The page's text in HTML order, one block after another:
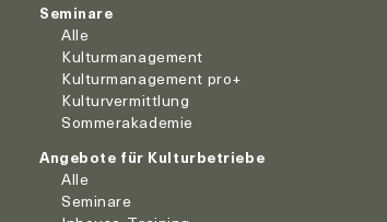
Seminare
Alle
Kulturmanagement
Kulturmanagement pro+
Kulturvermittlung
Sommerakademie
Angebote für Kulturbetriebe
Alle
Seminare